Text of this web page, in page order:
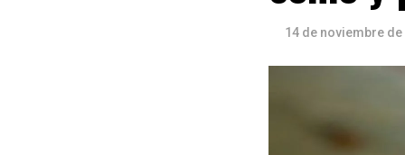
14 de noviembre de